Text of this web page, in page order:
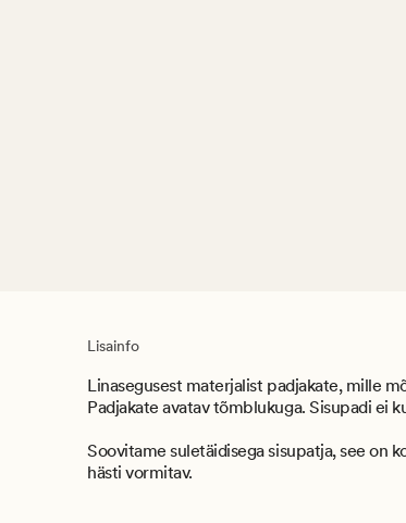
Lisainfo
Linasegusest materjalist padjakate, mille
Padjakate avatav tõmblukuga. Sisupadi ei
Soovitame suletäidisega sisupatja, see on
hästi vormitav.